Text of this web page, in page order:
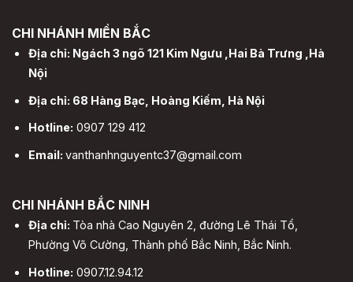
CHI NHÁNH MIỀN BẮC
Địa chỉ: Ngách 3 ngõ 121 Kim Ngưu ,Hai Bà Trưng ,Hà
Nội
Địa chỉ: 68 Hàng Bạc, Hoàng Kiếm, Hà Nội
Hotline: 0907 129 412
Email: vanthanhnguyentc37@gmail.com
CHI NHÁNH BẮC NINH
Địa chỉ: Tòa nhà Cao Nguyên 2, đường Lê Thái Tổ,
Phường Võ Cường, Thành phố Bắc Ninh, Bắc Ninh.
Hotline: 0907.12.94.12